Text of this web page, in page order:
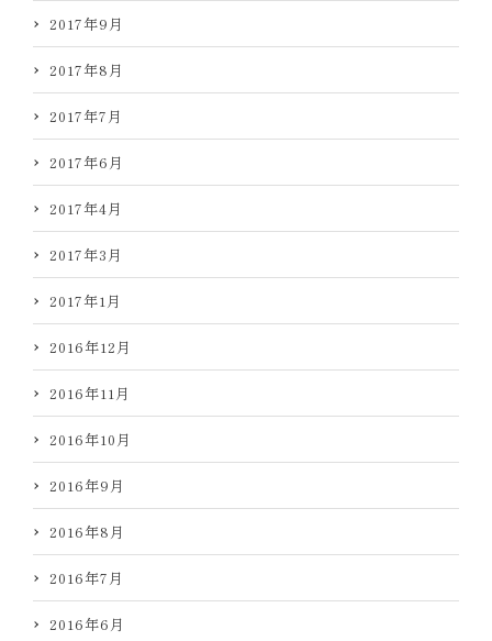
2017年9月
2017年8月
2017年7月
2017年6月
2017年4月
2017年3月
2017年1月
2016年12月
2016年11月
2016年10月
2016年9月
2016年8月
2016年7月
2016年6月